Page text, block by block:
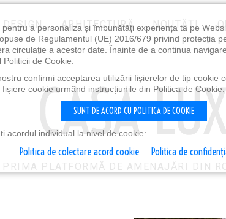
ARHITECTURĂ NOUTĂȚI
PRIMA PLATFORMĂ DE AMENAJĂRI DIN
a personaliza și îmbunătăți experiența ta pe
de Regulamentul (UE) 2016/679 privind protecția
circulație a acestor date. Înainte de a continua
de Cookie.
confirmi acceptarea utilizării fişierelor de tip cookie
cookie urmând instrucțiunile din Politica de Cookie.
SUNT DE ACORD CU POLITICA DE COOKIE
acordul individual la nivel de cookie:
Politica de colectare acord cookie Politica de